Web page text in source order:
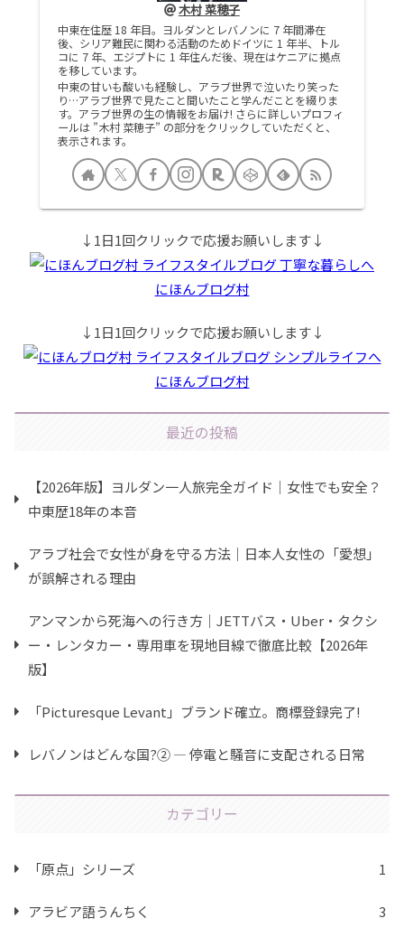
木村 菜穂子
中東在住歴 18 年目。ヨルダンとレバノンに 7 年間滞在
後、シリア難民に関わる活動のためドイツに 1 年半、トル
コに 7 年、エジプトに 1 年住んだ後、現在はケニアに拠点
を移しています。
中東の甘いも酸いも経験し、アラブ世界で泣いたり笑った
り…アラブ世界で見たこと聞いたこと学んだことを綴りま
す。アラブ世界の生の情報をお届け! さらに詳しいプロフィ
ールは ”木村 菜穂子” の部分をクリックしていただくと、
表示されます。
↓1日1回クリックで応援お願いします↓
にほんブログ村
↓1日1回クリックで応援お願いします↓
にほんブログ村
最近の投稿
【2026年版】ヨルダン一人旅完全ガイド｜女性でも安全？
中東歴18年の本音
アラブ社会で女性が身を守る方法｜日本人女性の「愛想」
が誤解される理由
アンマンから死海への行き方｜JETTバス・Uber・タクシ
ー・レンタカー・専用車を現地目線で徹底比較【2026年
版】
「Picturesque Levant」ブランド確立。商標登録完了!
レバノンはどんな国?② ― 停電と騒音に支配される日常
カテゴリー
「原点」シリーズ 1
アラビア語うんちく 3